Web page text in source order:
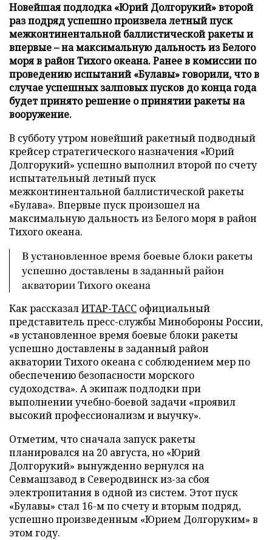
Новейшая подлодка «Юрий Долгорукий» второй
раз подряд успешно произвела летный пуск
межконтинентальной баллистической ракеты и
впервые – на максимальную дальность из Белого
моря в район Тихого океана. Ранее в комиссии по
проведению испытаний «Булавы» говорили, что в
случае успешных залповых пусков до конца года
будет принято решение о принятии ракеты на
вооружение.
В субботу утром новейший ракетный подводный
крейсер стратегического назначения «Юрий
Долгорукий» успешно выполнил второй по счету
испытательный летный пуск
межконтинентальной баллистической ракеты
«Булава». Впервые пуск произошел на
максимальную дальность из Белого моря в район
Тихого океана.
В установленное время боевые блоки ракеты
успешно доставлены в заданный район
акватории Тихого океана
Как рассказалИТАР-ТАСС официальный
представитель пресс-службы Минобороны России,
«в установленное время боевые блоки ракеты
успешно доставлены в заданный район
акватории Тихого океана с соблюдением мер по
обеспечению безопасности морского
судоходства». А экипаж подлодки при
выполнении учебно-боевой задачи «проявил
высокий профессионализм и выучку».
Отметим, что сначала запуск ракеты
планировался на 20 августа, но «Юрий
Долгорукий» вынужденно вернулся на
Севмашзавод в Северодвинск из-за сбоя
электропитания в одной из систем. Этот пуск
«Булавы» стал 16-м по счету и вторым подряд,
успешно произведенным «Юрием Долгоруким» в
этом году.